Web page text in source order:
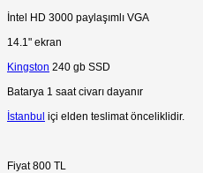
İntel HD 3000 paylaşımlı VGA
14.1" ekran
Kingston 240 gb SSD
Batarya 1 saat civarı dayanır
İstanbul içi elden teslimat önceliklidir.
Fiyat 800 TL